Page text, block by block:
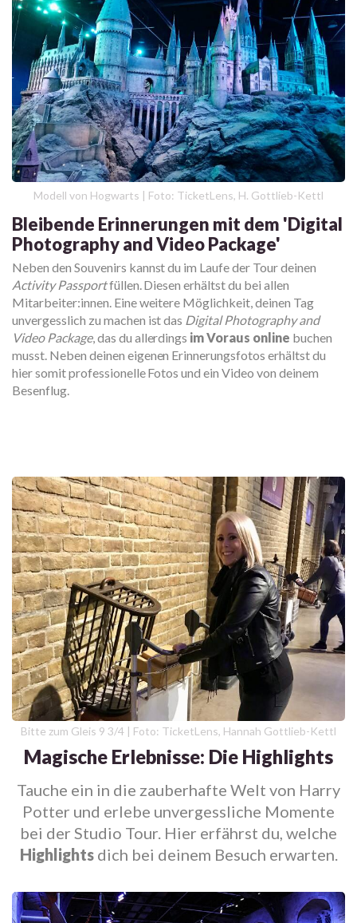
Modell von Hogwarts | Foto: TicketLens, H. Gottlieb-Kettl
Bleibende Erinnerungen mit dem 'Digital
Photography and Video Package'
Neben den Souvenirs kannst du im Laufe der Tour deinen
Activity Passportfüllen. Diesen erhältst du bei allen
Mitarbeiter:innen. Eine weitere Möglichkeit, deinen Tag
unvergesslich zu machen ist das Digital Photography and
Video Package, das du allerdings im Voraus online buchen
musst. Neben deinen eigenen Erinnerungsfotos erhältst du
hier somit professionelle Fotos und ein Video von deinem
Besenflug.
Bitte zum Gleis 9 3/4 | Foto: TicketLens, Hannah Gottlieb-Kettl
Magische Erlebnisse: Die Highlights
Tauche ein in die zauberhafte Welt von Harry
Potter und erlebe unvergessliche Momente
bei der Studio Tour. Hier erfährst du, welche
Highlightsdich bei deinem Besuch erwarten.